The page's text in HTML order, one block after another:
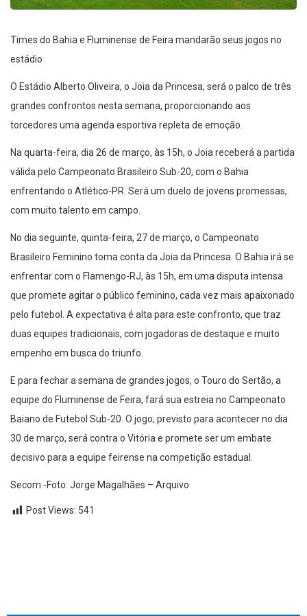
Times do Bahia e Fluminense de Feira mandarão seus jogos no
estádio
O Estádio Alberto Oliveira, o Joia da Princesa, será o palco de três
grandes confrontos nesta semana, proporcionando aos
torcedores uma agenda esportiva repleta de emoção.
Na quarta-feira, dia 26 de março, às 15h, o Joia receberá a partida
válida pelo Campeonato Brasileiro Sub-20, com o Bahia
enfrentando o Atlético-PR. Será um duelo de jovens promessas,
com muito talento em campo.
No dia seguinte, quinta-feira, 27 de março, o Campeonato
Brasileiro Feminino toma conta da Joia da Princesa. O Bahia irá se
enfrentar com o Flamengo-RJ, às 15h, em uma disputa intensa
que promete agitar o público feminino, cada vez mais apaixonado
pelo futebol. A expectativa é alta para este confronto, que traz
duas equipes tradicionais, com jogadoras de destaque e muito
empenho em busca do triunfo.
E para fechar a semana de grandes jogos, o Touro do Sertão, a
equipe do Fluminense de Feira, fará sua estreia no Campeonato
Baiano de Futebol Sub-20. O jogo, previsto para acontecer no dia
30 de março, será contra o Vitória e promete ser um embate
decisivo para a equipe feirense na competição estadual.
Secom -Foto: Jorge Magalhães – Arquivo
Post Views: 541